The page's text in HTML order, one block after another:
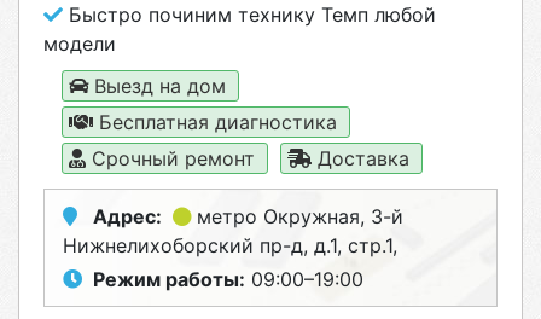
Быстро починим технику Темп любой
модели
Выезд на дом
Бесплатная диагностика
Срочный ремонт
Доставка
Адрес: метро Окружная, 3-й
Нижнелихоборский пр-д, д.1, стр.1,
Режим работы: 09:00–19:00